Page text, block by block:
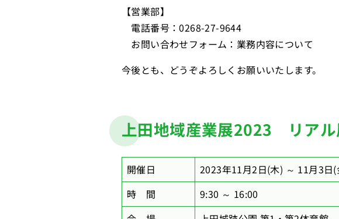
【営業部】
電話番号：0268-27-9644
お問い合わせフォーム： 業務内容について
今後とも、どうぞよろしくお願いいたします。
上田地域産業展2023 リアル
開催日
2023年11月2日(木) ～ 11月3日(
時 間
9:30 ～ 16:00